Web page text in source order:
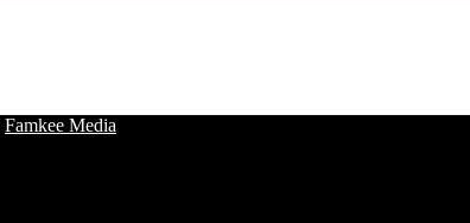
Famkee Media